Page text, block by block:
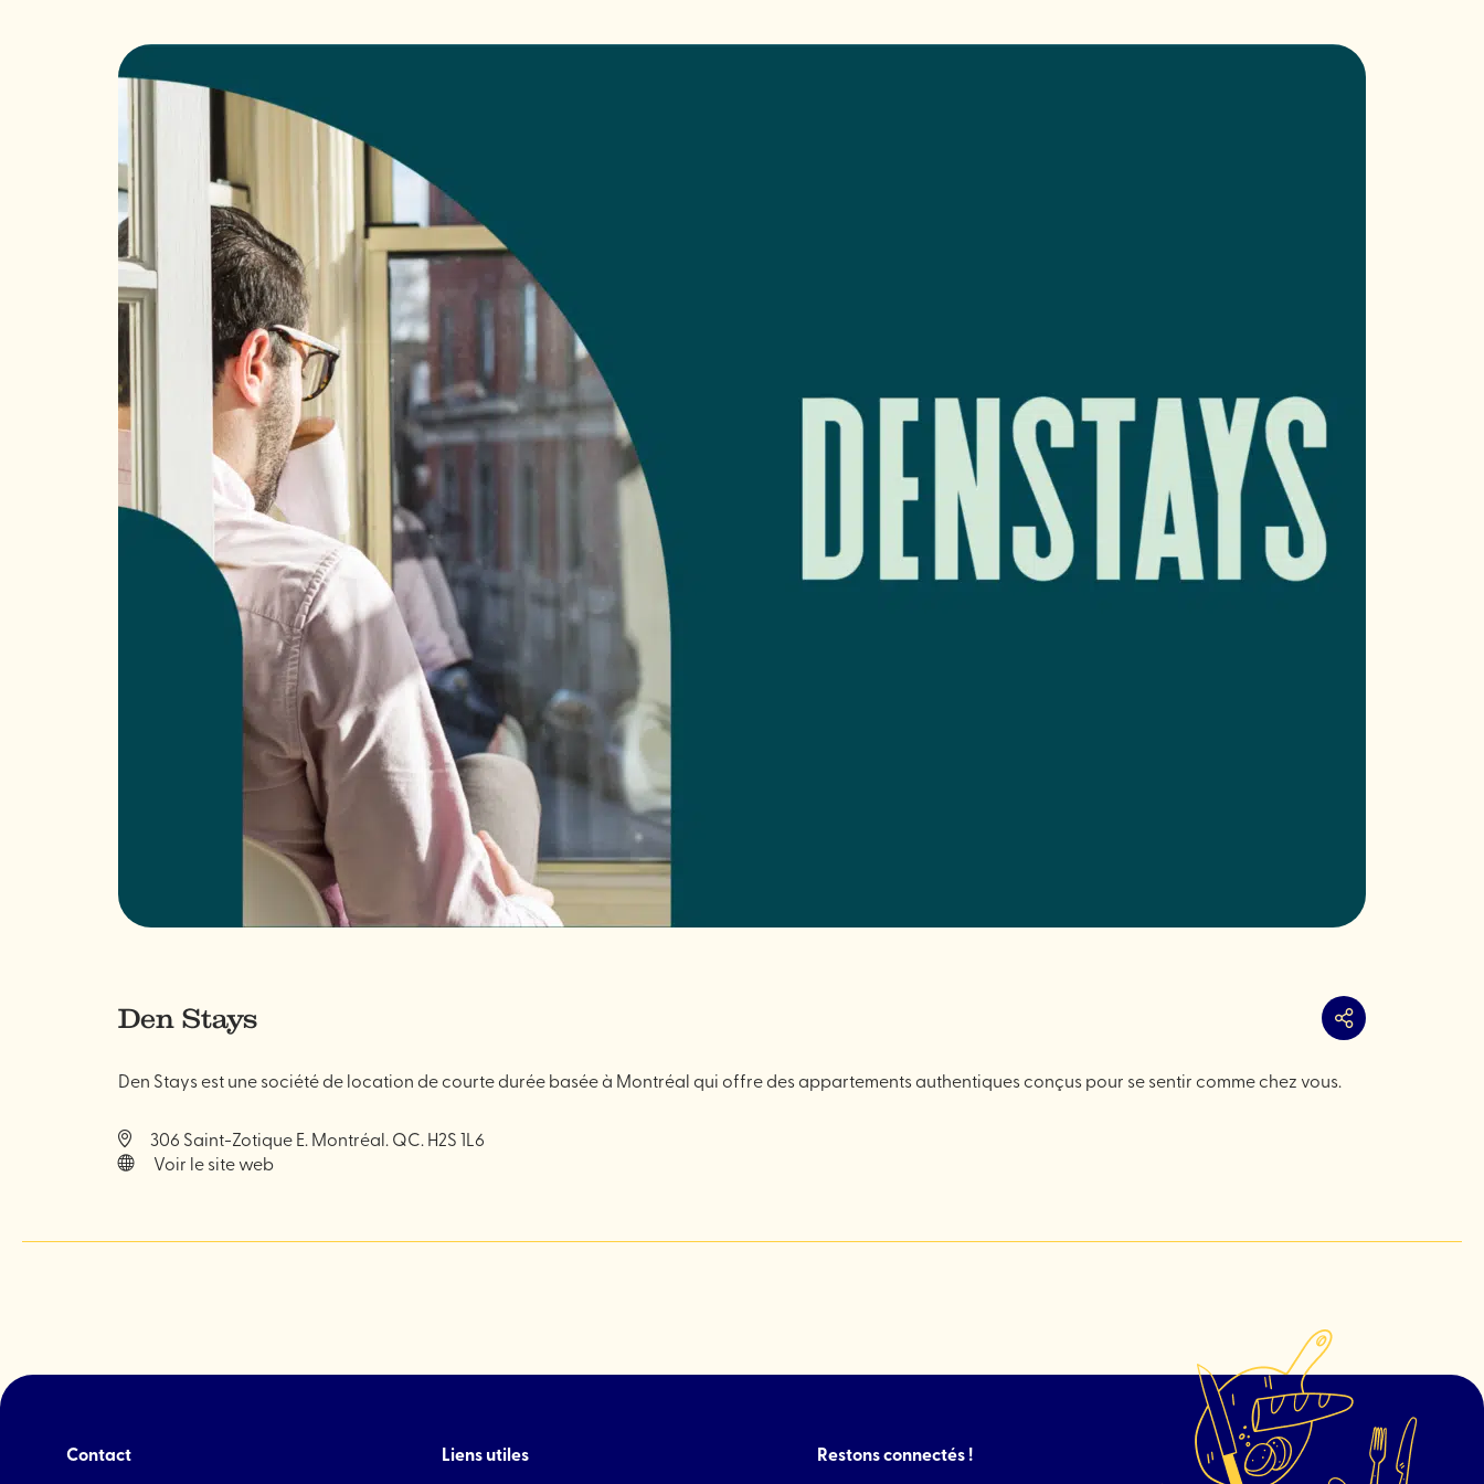
Den Stays Partager
Den Stays est une société de location de courte durée basée à Montréal qui offre des appartements authentiques conçus pour se sentir comme chez vous.
306 Saint-Zotique E. Montréal. QC. H2S 1L6
Voir le site web
Contact Liens utiles Restons connectés !